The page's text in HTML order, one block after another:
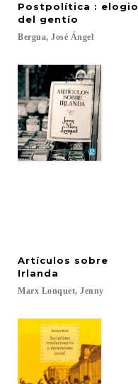
Postpolítica : elogio
del gentío
Bergua, José Ángel
Artículos sobre
Irlanda
Marx Lonquet, Jenny